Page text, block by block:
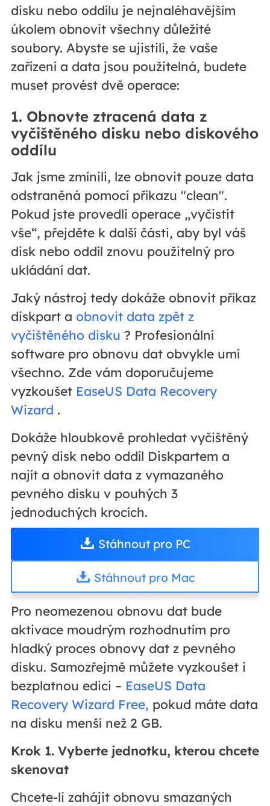
disku nebo oddílu je nejnaléhavějším
úkolem obnovit všechny důležité
soubory. Abyste se ujistili, že vaše
zařízení a data jsou použitelná, budete
muset provést dvě operace:
1. Obnovte ztracená data z
vyčištěného disku nebo diskového
oddílu
Jak jsme zmínili, lze obnovit pouze data
odstraněná pomocí příkazu "clean".
Pokud jste provedli operace „vyčistit
vše“, přejděte k další části, aby byl váš
disk nebo oddíl znovu použitelný pro
ukládání dat.
Jaký nástroj tedy dokáže obnovit příkaz
diskpart a obnovit data zpět z
vyčištěného disku ? Profesionální
software pro obnovu dat obvykle umí
všechno. Zde vám doporučujeme
vyzkoušet EaseUS Data Recovery
Wizard .
Dokáže hloubkově prohledat vyčištěný
pevný disk nebo oddíl Diskpartem a
najít a obnovit data z vymazaného
pevného disku v pouhých 3
jednoduchých krocích.
Stáhnout pro PC
Stáhnout pro Mac
Pro neomezenou obnovu dat bude
aktivace moudrým rozhodnutím pro
hladký proces obnovy dat z pevného
disku. Samozřejmě můžete vyzkoušet i
bezplatnou edici – EaseUS Data
Recovery Wizard Free, pokud máte data
na disku menší než 2 GB.
Krok 1. Vyberte jednotku, kterou chcete
skenovat
Chcete-li zahájit obnovu smazaných